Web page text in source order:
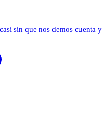
sin que nos demos cuenta y